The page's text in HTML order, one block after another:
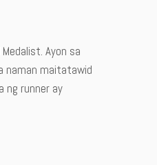
Ayon sa
naman maitatawid
ng runner ay